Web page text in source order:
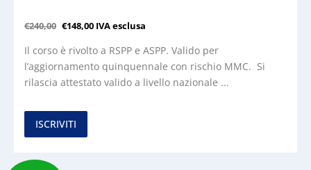
€240,00 €148,00 IVA esclusa
Il corso è rivolto a RSPP e ASPP. Valido per
l’aggiornamento quinquennale con rischio MMC. Si
rilascia attestato valido a livello nazionale ...
ISCRIVITI